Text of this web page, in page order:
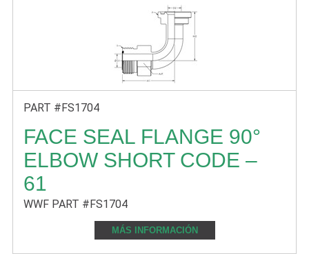
PART #FS1704
FACE SEAL FLANGE 90°
ELBOW SHORT CODE –
61
WWF PART #FS1704
MÁS INFORMACIÓN